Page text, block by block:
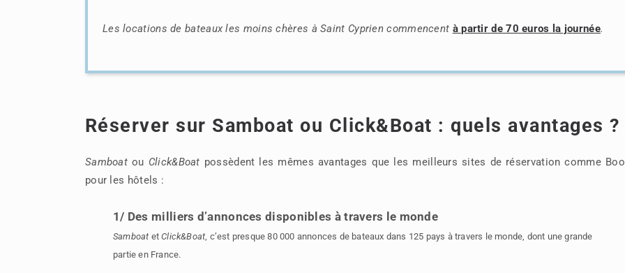
Les locations de bateaux les moins chères à Saint Cyprien commencent à partir de 70 euros la journée.
Réserver sur Samboat ou Click&Boat : quels avantages ?
Samboat ou Click&Boat possèdent les mêmes avantages que les meilleurs sites de réservation comme
pour les hôtels :
1/ Des milliers d’annonces disponibles à travers le monde
Samboat etClick&Boat , c’est presque 80 000 annonces de bateaux dans 125 pays à travers le monde, dont une grande
partie en France.